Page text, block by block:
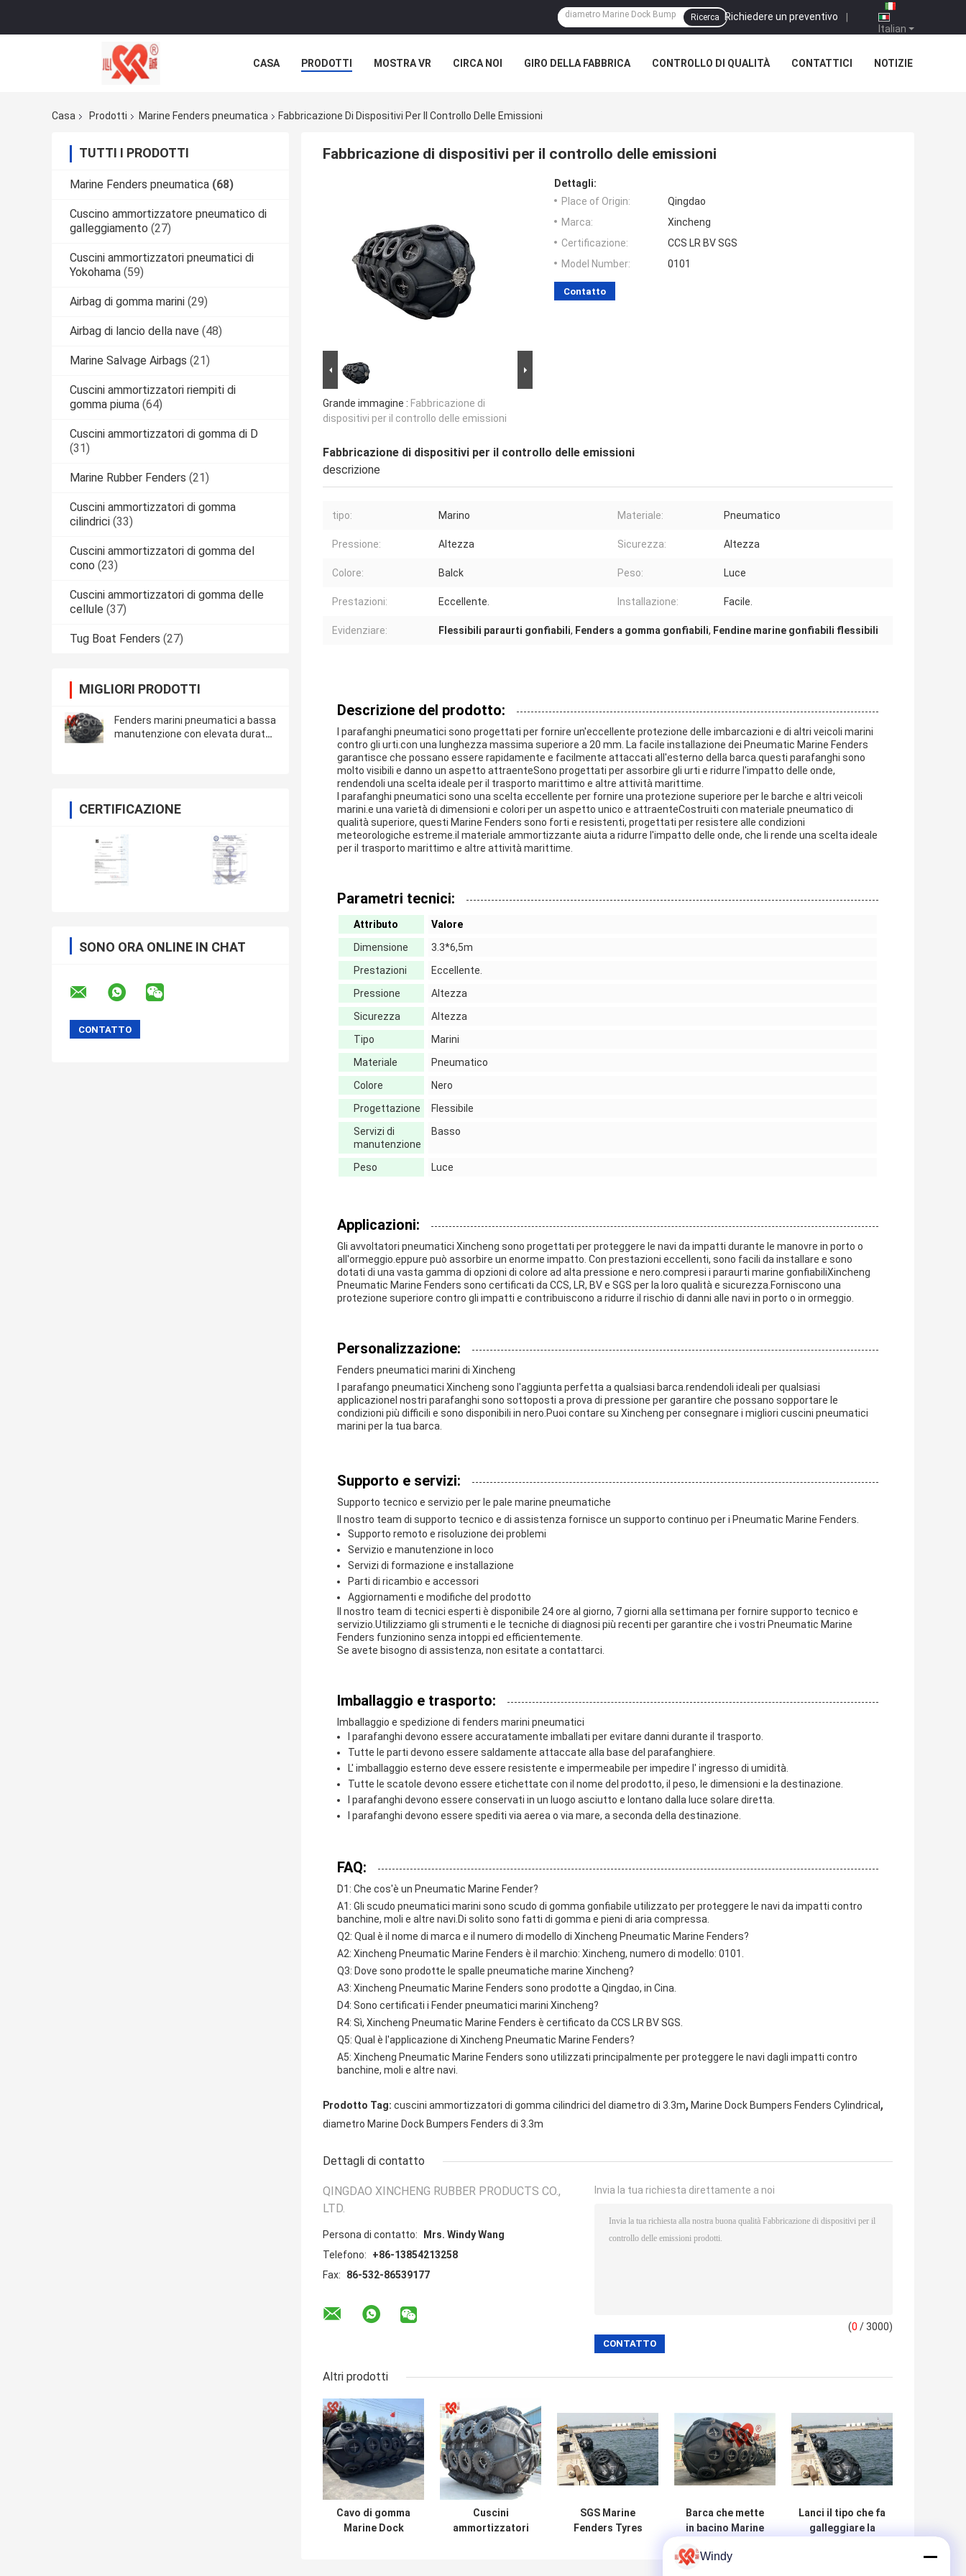
Italian
Richiedere un preventivo |
Ricerca
CASA PRODOTTI MOSTRA VR CIRCA NOI GIRO DELLA FABBRICA CONTROLLO DI QUALITÀ CONTATTICI NOTIZIE
Casa
Prodotti Marine Fenders pneumatica Fabbricazione Di Dispositivi Per Il Controllo Delle Emissioni
TUTTI I PRODOTTI
Marine Fenders pneumatica (68)
Cuscino ammortizzatore pneumatico di
galleggiamento (27)
Cuscini ammortizzatori pneumatici di
Yokohama (59)
Airbag di gomma marini (29)
Airbag di lancio della nave (48)
Marine Salvage Airbags (21)
Cuscini ammortizzatori riempiti di
gomma piuma (64)
Cuscini ammortizzatori di gomma di D
(31)
Marine Rubber Fenders (21)
Cuscini ammortizzatori di gomma
cilindrici (33)
Cuscini ammortizzatori di gomma del
cono (23)
Cuscini ammortizzatori di gomma delle
cellule (37)
Tug Boat Fenders (27)
MIGLIORI PRODOTTI
Fenders marini pneumatici a bassa
manutenzione con elevata durata
CERTIFICAZIONE
SONO ORA ONLINE IN CHAT
Fabbricazione di dispositivi per il controllo delle emissioni
Grande immagine : Fabbricazione di
dispositivi per il controllo delle emissioni
Dettagli:
Place of Origin:
Qingdao
Marca:
Xincheng
Certificazione:
CCS LR BV SGS
Model Number:
0101
Contatto
Fabbricazione di dispositivi per il controllo delle emissioni
descrizione
tipo: Marino Materiale: Pneumatico
Pressione: Altezza Sicurezza: Altezza
Colore: Balck Peso: Luce
Prestazioni: Eccellente. Installazione: Facile.
Evidenziare: Flessibili paraurti gonfiabili, Fenders a gomma gonfiabili, Fendine marine gonfiabili flessibili
Descrizione del prodotto:
I parafanghi pneumatici sono progettati per fornire un'eccellente protezione delle imbarcazioni e di altri veicoli marini
contro gli urti.con una lunghezza massima superiore a 20 mm. La facile installazione dei Pneumatic Marine Fenders
garantisce che possano essere rapidamente e facilmente attaccati all'esterno della barca.questi parafanghi sono
molto visibili e danno un aspetto attraenteSono progettati per assorbire gli urti e ridurre l'impatto delle onde,
rendendoli una scelta ideale per il trasporto marittimo e altre attività marittime.
I parafanghi pneumatici sono una scelta eccellente per fornire una protezione superiore per le barche e altri veicoli
marini.e una varietà di dimensioni e colori per un aspetto unico e attraenteCostruiti con materiale pneumatico di
qualità superiore, questi Marine Fenders sono forti e resistenti, progettati per resistere alle condizioni
meteorologiche estreme.il materiale ammortizzante aiuta a ridurre l'impatto delle onde, che li rende una scelta ideale
per il trasporto marittimo e altre attività marittime.
Parametri tecnici:
Attributo
Valore
Dimensione
3.3*6,5m
Prestazioni
Eccellente.
Pressione
Altezza
Sicurezza
Altezza
Tipo
Marini
Materiale
Pneumatico
Colore
Nero
Progettazione
Flessibile
Servizi di
manutenzione
Basso
Peso Luce
Applicazioni:
Gli avvoltatori pneumatici Xincheng sono progettati per proteggere le navi da impatti durante le manovre in porto o
all'ormeggio.eppure può assorbire un enorme impatto. Con prestazioni eccellenti, sono facili da installare e sono
dotati di una vasta gamma di opzioni di colore ad alta pressione e nero.compresi i paraurti marine gonfiabiliXincheng
Pneumatic Marine Fenders sono certificati da CCS, LR, BV e SGS per la loro qualità e sicurezza.Forniscono una
protezione superiore contro gli impatti e contribuiscono a ridurre il rischio di danni alle navi in porto o in ormeggio.
Personalizzazione:
Fenders pneumatici marini di Xincheng
I parafango pneumatici Xincheng sono l'aggiunta perfetta a qualsiasi barca.rendendoli ideali per qualsiasi
applicazioneI nostri parafanghi sono sottoposti a prova di pressione per garantire che possano sopportare le
condizioni più difficili e sono disponibili in nero.Puoi contare su Xincheng per consegnare i migliori cuscini pneumatici
marini per la tua barca.
Supporto e servizi:
Supporto tecnico e servizio per le pale marine pneumatiche
Il nostro team di supporto tecnico e di assistenza fornisce un supporto continuo per i Pneumatic Marine Fenders.
Supporto remoto e risoluzione dei problemi
Servizio e manutenzione in loco
Servizi di formazione e installazione
Parti di ricambio e accessori
Aggiornamenti e modifiche del prodotto
Il nostro team di tecnici esperti è disponibile 24 ore al giorno, 7 giorni alla settimana per fornire supporto tecnico e
servizio.Utilizziamo gli strumenti e le tecniche di diagnosi più recenti per garantire che i vostri Pneumatic Marine
Fenders funzionino senza intoppi ed efficientemente.
Se avete bisogno di assistenza, non esitate a contattarci.
Imballaggio e trasporto:
Imballaggio e spedizione di fenders marini pneumatici
I parafanghi devono essere accuratamente imballati per evitare danni durante il trasporto.
Tutte le parti devono essere saldamente attaccate alla base del parafanghiere.
L' imballaggio esterno deve essere resistente e impermeabile per impedire l' ingresso di umidità.
Tutte le scatole devono essere etichettate con il nome del prodotto, il peso, le dimensioni e la destinazione.
I parafanghi devono essere conservati in un luogo asciutto e lontano dalla luce solare diretta.
I parafanghi devono essere spediti via aerea o via mare, a seconda della destinazione.
FAQ:
D1: Che cos'è un Pneumatic Marine Fender?
A1: Gli scudo pneumatici marini sono scudo di gomma gonfiabile utilizzato per proteggere le navi da impatti contro
banchine, moli e altre navi.Di solito sono fatti di gomma e pieni di aria compressa.
Q2: Qual è il nome di marca e il numero di modello di Xincheng Pneumatic Marine Fenders?
A2: Xincheng Pneumatic Marine Fenders è il marchio: Xincheng, numero di modello: 0101.
Q3: Dove sono prodotte le spalle pneumatiche marine Xincheng?
A3: Xincheng Pneumatic Marine Fenders sono prodotte a Qingdao, in Cina.
D4: Sono certificati i Fender pneumatici marini Xincheng?
R4: Sì, Xincheng Pneumatic Marine Fenders è certificato da CCS LR BV SGS.
Q5: Qual è l'applicazione di Xincheng Pneumatic Marine Fenders?
A5: Xincheng Pneumatic Marine Fenders sono utilizzati principalmente per proteggere le navi dagli impatti contro
banchine, moli e altre navi.
Prodotto Tag: cuscini ammortizzatori di gomma cilindrici del diametro di 3.3m, Marine Dock Bumpers Fenders Cylindrical ,
diametro Marine Dock Bumpers Fenders di 3.3m
Dettagli di contatto
QINGDAO XINCHENG RUBBER PRODUCTS CO.,
LTD.
Persona di contatto:
Mrs. Windy Wang
Telefono:
+86-13854213258
Fax:
86-532-86539177
Invia la tua richiesta direttamente a noi
(0 / 3000)
Altri prodotti
Cavo di gomma
Marine Dock
Cuscini
ammortizzatori
SGS Marine
Fenders Tyres
Barca che mette
in bacino Marine
Compressed Air
Lanci il tipo che fa
galleggiare la
Windy